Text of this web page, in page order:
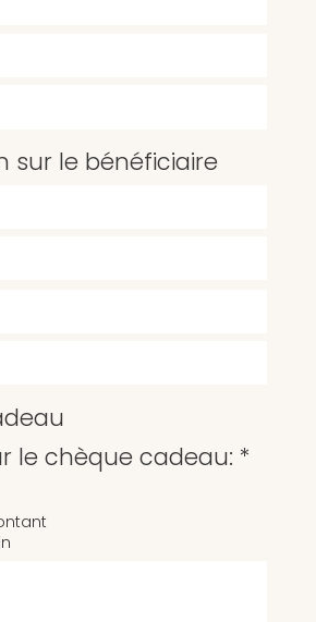
sur le bénéficiaire
le chèque cadeau: *